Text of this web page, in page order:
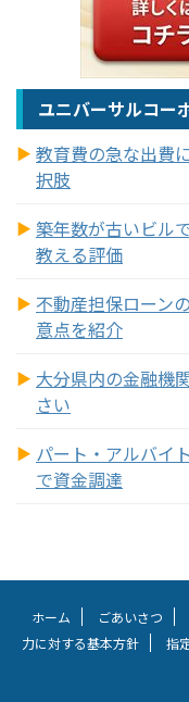
ユニバーサルコー
教育費の急な出費
択肢
築年数が古いビル
教える評価
不動産担保ローン
意点を紹介
大分県内の金融機
さい
パート・アルバイ
で資金調達
ホーム ごあいさつ
力に対する基本方針
指